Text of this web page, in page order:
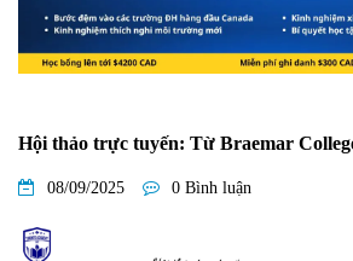
Hội thảo trực tuyến: Từ Braemar
08/09/2025 0 Bình luận